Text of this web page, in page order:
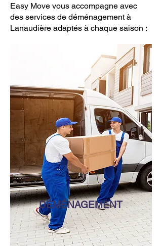
Easy Move vous accompagne avec
des services de déménagement à
Lanaudière adaptés à chaque saison :
DÉMÉNAGEMENT